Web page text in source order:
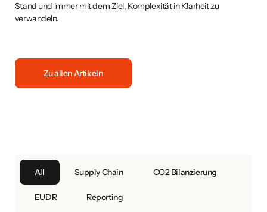
Stand und immer mit dem Ziel, Komplexität in Klarheit zu
verwandeln.
Zu allen Artikeln
All Supply Chain CO2 Bilanzierung
EUDR Reporting